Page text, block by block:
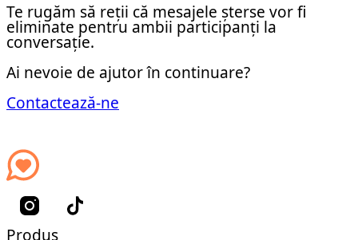
Te rugăm să reții că mesajele șterse vor fi
eliminate pentru ambii participanți la
conversație.
Ai nevoie de ajutor în continuare?
Contactează-ne
Produs